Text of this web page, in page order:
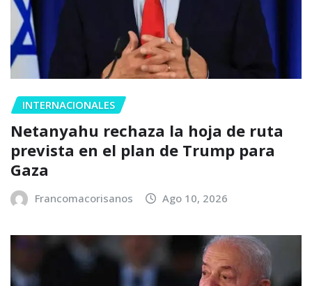
INTERNACIONALES
Netanyahu rechaza la hoja de ruta
prevista en el plan de Trump para
Gaza
Francomacorisanos Ago 10, 2026